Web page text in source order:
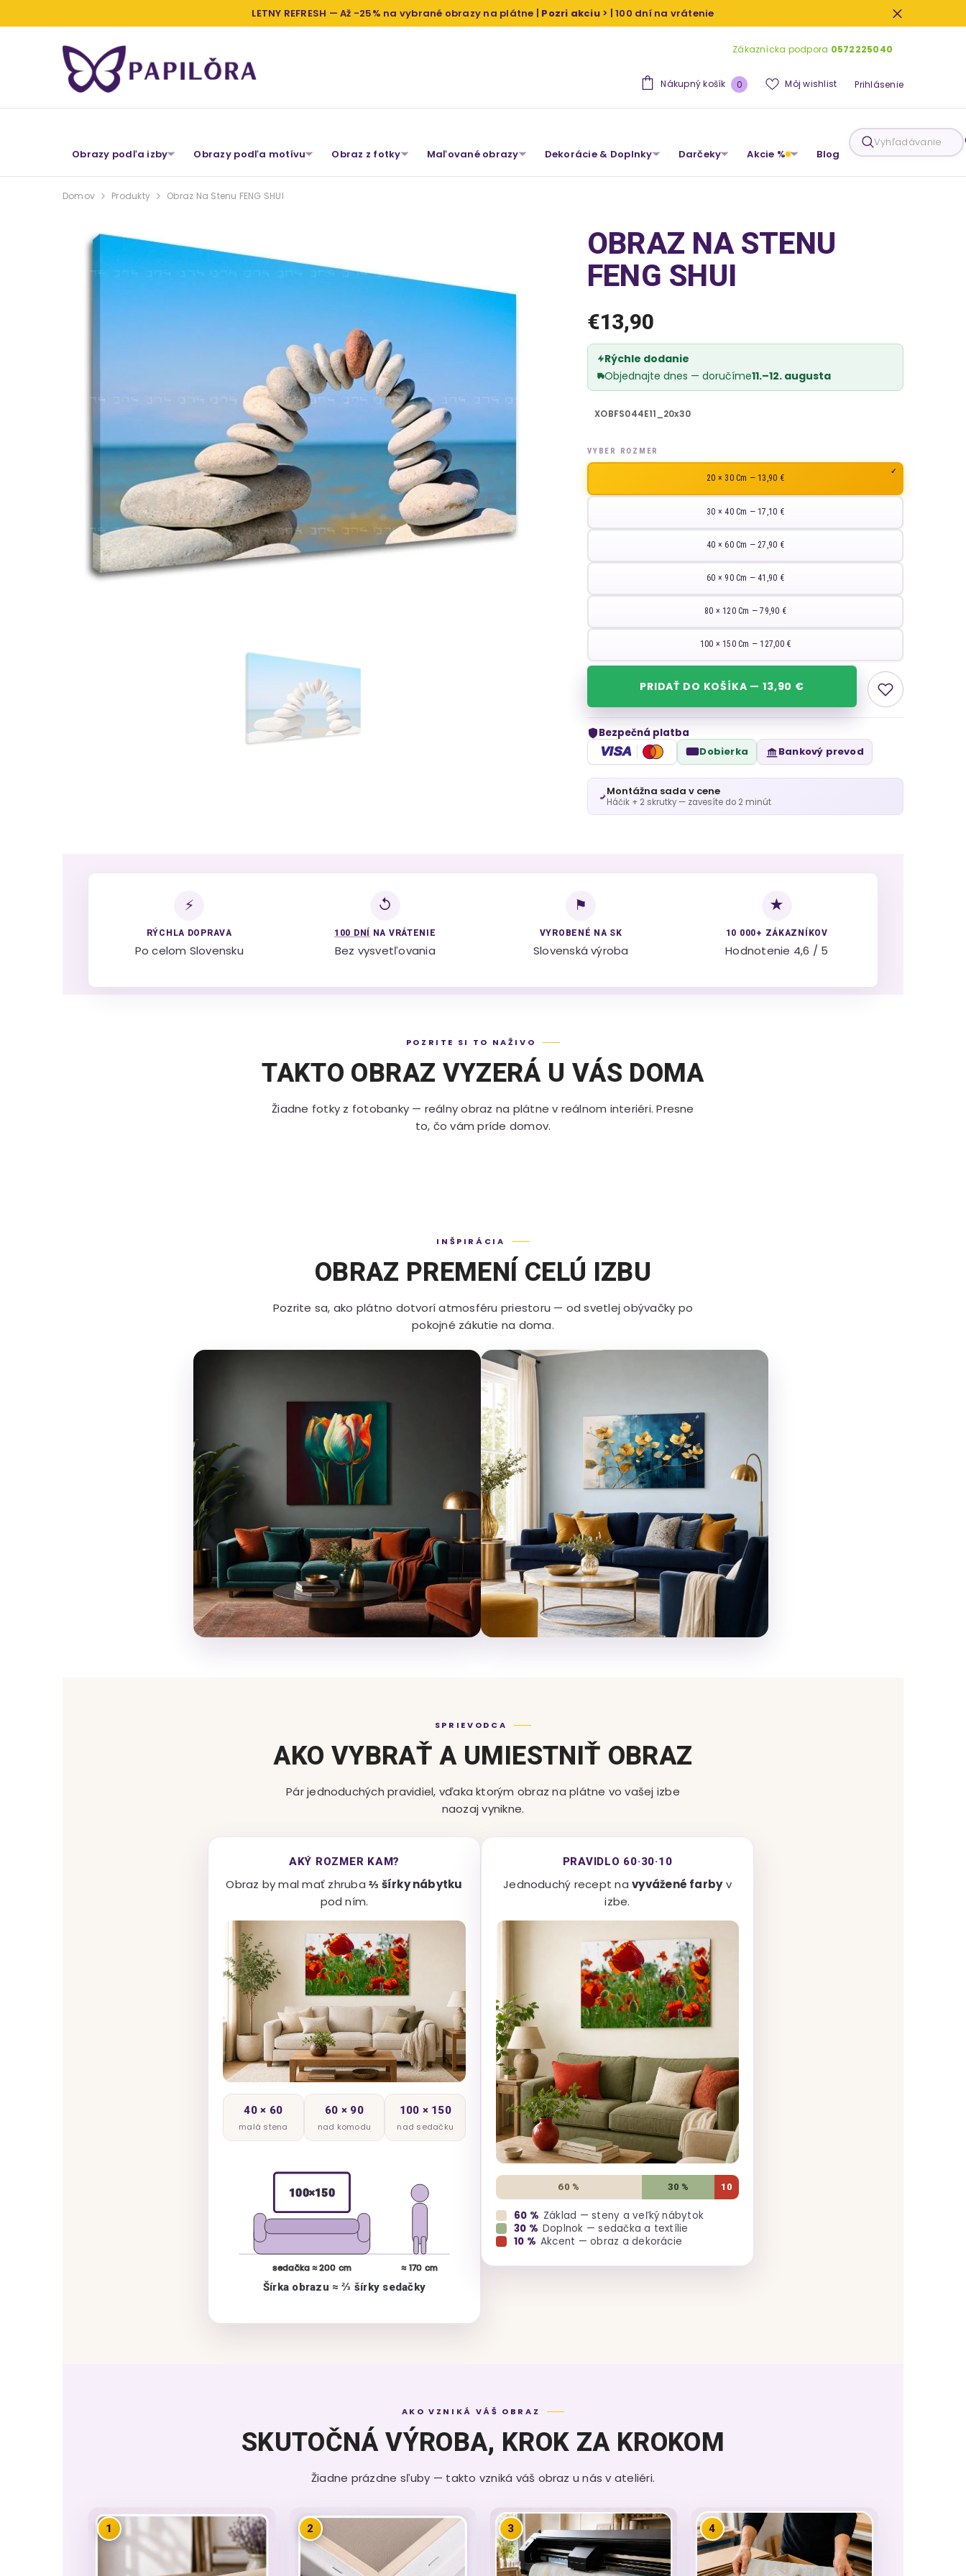
LETNY REFRESH — Až -25% na vybrané obrazy na plátne | Pozri akciu> | 100 dní na vrátenie
Zákaznícka podpora 0572225040
Nákupný košík 00
Môj wishlist Prihlásenie
Obrazy podľa izby Obrazy podľa motívu Obraz z fotky Maľované obrazy Dekorácie & Doplnky Darčeky Akcie % Blog
Vyhľadávanie
Domov Produkty Obraz Na Stenu FENG SHUI
OBRAZ NA STENU
FENG SHUI
€13,90
Rýchle dodanie
Objednajte dnes — doručíme11.–12. augusta
XOBFS044E11_20x30
VYBER ROZMER
20 × 30 Cm — 13,90 €
30 × 40 Cm — 17,10 €
40 × 60 Cm — 27,90 €
60 × 90 Cm — 41,90 €
80 × 120 Cm — 79,90 €
100 × 150 Cm — 127,00 €
PRIDAŤ DO KOŠÍKA — 13,90 €
Bezpečná platba
VISA Dobierka Bankový prevod
Montážna sada v cene
Háčik + 2 skrutky — zavesíte do 2 minút
⚡
RÝCHLA DOPRAVA
Po celom Slovensku
↺
100 DNÍ NA VRÁTENIE
Bez vysvetľovania
⚑
VYROBENÉ NA SK
Slovenská výroba
★
10 000+ ZÁKAZNÍKOV
Hodnotenie 4,6 / 5
POZRITE SI TO NAŽIVO
TAKTO OBRAZ VYZERÁ U VÁS DOMA
Žiadne fotky z fotobanky — reálny obraz na plátne v reálnom interiéri. Presne
to, čo vám príde domov.
INŠPIRÁCIA
OBRAZ PREMENÍ CELÚ IZBU
Pozrite sa, ako plátno dotvorí atmosféru priestoru — od svetlej obývačky po
pokojné zákutie na doma.
SPRIEVODCA
AKO VYBRAŤ A UMIESTNIŤ OBRAZ
Pár jednoduchých pravidiel, vďaka ktorým obraz na plátne vo vašej izbe
naozaj vynikne.
AKÝ ROZMER KAM?
Obraz by mal mať zhruba⅔ šírky nábytku
pod ním.
40 × 60
malá stena
60 × 90
nad komodu
100 × 150
nad sedačku
100×150
sedačka ≈ 200 cm ≈ 170 cm
Šírka obrazu ≈ ⅔ šírky sedačky
PRAVIDLO 60·30·10
Jednoduchý recept navyvážené farbyv
izbe.
60 % 30 % 10
60 % Základ — steny a veľký nábytok
30 % Doplnok — sedačka a textílie
10 % Akcent — obraz a dekorácie
AKO VZNIKÁ VÁŠ OBRAZ
SKUTOČNÁ VÝROBA, KROK ZA KROKOM
Žiadne prázdne sľuby — takto vzniká váš obraz u nás v ateliéri.
1 2 3 4